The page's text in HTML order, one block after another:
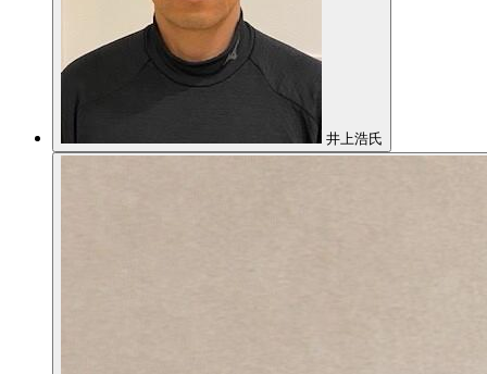
井上浩氏